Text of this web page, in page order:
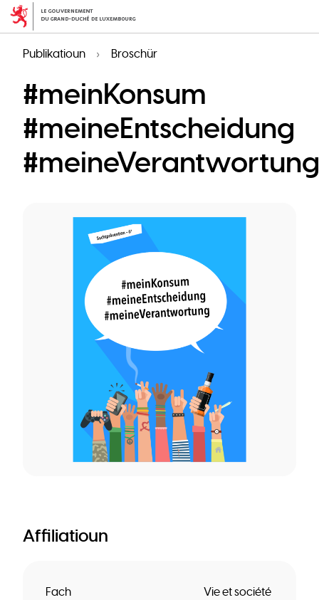
Skip
contentPublikatioun Broschür
#meinKonsum
#meineEntscheidung
#meineVerantwortung
Affiliatioun
Fach Vie et société